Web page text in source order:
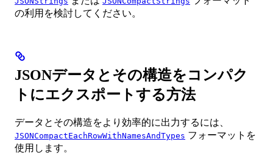
の利用を検討してください。
JSONデータとその構造をコンパク
トにエクスポートする方法
データとその構造をより効率的に出力するには、
JSONCompactEachRowWithNamesAndTypes フォーマットを
使用します。